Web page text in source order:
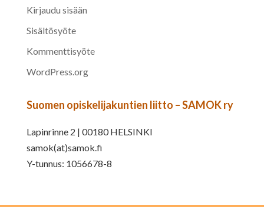
Kirjaudu sisään
Sisältösyöte
Kommenttisyöte
WordPress.org
Suomen opiskelijakuntien liitto – SAMOK ry
Lapinrinne 2 | 00180 HELSINKI
samok(at)samok.fi
Y-tunnus: 1056678-8